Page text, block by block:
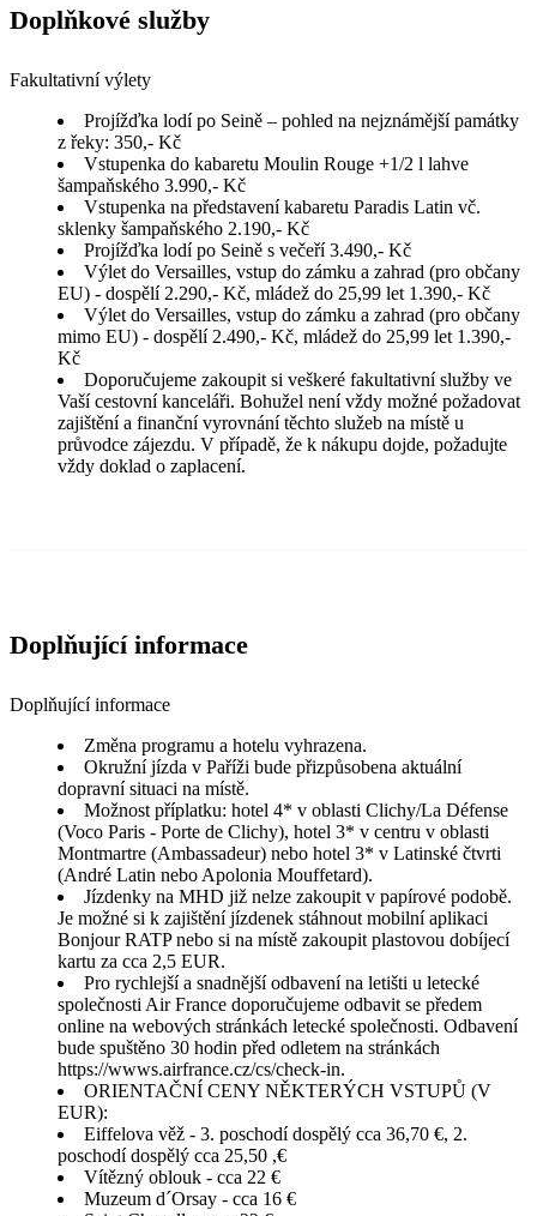
Doplňkové služby
Fakultativní výlety
Projížďka lodí po Seině – pohled na nejznámější památky
z řeky: 350,- Kč
Vstupenka do kabaretu Moulin Rouge +1/2 l lahve
šampaňského 3.990,- Kč
Vstupenka na představení kabaretu Paradis Latin vč.
sklenky šampaňského 2.190,- Kč
Projížďka lodí po Seině s večeří 3.490,- Kč
Výlet do Versailles, vstup do zámku a zahrad (pro občany
EU) - dospělí 2.290,- Kč, mládež do 25,99 let 1.390,- Kč
Výlet do Versailles, vstup do zámku a zahrad (pro občany
mimo EU) - dospělí 2.490,- Kč, mládež do 25,99 let 1.390,-
Kč
Doporučujeme zakoupit si veškeré fakultativní služby ve
Vaší cestovní kanceláři. Bohužel není vždy možné požadovat
zajištění a finanční vyrovnání těchto služeb na místě u
průvodce zájezdu. V případě, že k nákupu dojde, požadujte
vždy doklad o zaplacení.
Doplňující informace
Doplňující informace
Změna programu a hotelu vyhrazena.
Okružní jízda v Paříži bude přizpůsobena aktuální
dopravní situaci na místě.
Možnost příplatku: hotel 4* v oblasti Clichy/La Défense
(Voco Paris - Porte de Clichy), hotel 3* v centru v oblasti
Montmartre (Ambassadeur) nebo hotel 3* v Latinské čtvrti
(André Latin nebo Apolonia Mouffetard).
Jízdenky na MHD již nelze zakoupit v papírové podobě.
Je možné si k zajištění jízdenek stáhnout mobilní aplikaci
Bonjour RATP nebo si na místě zakoupit plastovou dobíjecí
kartu za cca 2,5 EUR.
Pro rychlejší a snadnější odbavení na letišti u letecké
společnosti Air France doporučujeme odbavit se předem
online na webových stránkách letecké společnosti. Odbavení
bude spuštěno 30 hodin před odletem na stránkách
https://wwws.airfrance.cz/cs/check-in.
ORIENTAČNÍ CENY NĚKTERÝCH VSTUPŮ (V
EUR):
Eiffelova věž - 3. poschodí dospělý cca 36,70 €, 2.
poschodí dospělý cca 25,50 ,€
Vítězný oblouk - cca 22 €
Muzeum d´Orsay - cca 16 €